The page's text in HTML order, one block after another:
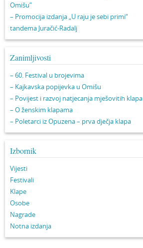
Omišu”
– Promocija izdanja „U raju je sebi primi“
tandema Juračić-Radalj
Zanimljivosti
– 60. Festival u brojevima
– Kajkavska popijevka u Omišu
– Povijest i razvoj natjecanja mješovitih klapa
– O ženskim klapama
– Poletarci iz Opuzena – prva dječja klapa
Izbornik
Vijesti
Festivali
Klape
Osobe
Nagrade
Notna izdanja